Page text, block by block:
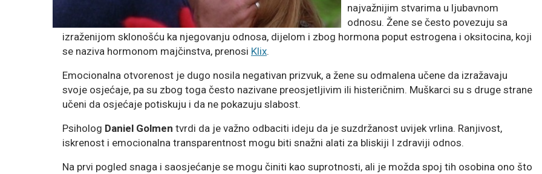
najvažnijim stvarima u ljubavnom
odnosu. Žene se često povezuju sa
izraženijom sklonošću ka njegovanju odnosa, dijelom i zbog hormona poput estrogena i oksitocina, koji
se naziva hormonom majčinstva, prenosi Klix.
Emocionalna otvorenost je dugo nosila negativan prizvuk, a žene su odmalena učene da izražavaju
svoje osjećaje, pa su zbog toga često nazivane preosjetljivim ili histeričnim. Muškarci su s druge strane
učeni da osjećaje potiskuju i da ne pokazuju slabost.
Psiholog Daniel Golmen tvrdi da je važno odbaciti ideju da je suzdržanost uvijek vrlina. Ranjivost,
iskrenost i emocionalna transparentnost mogu biti snažni alati za bliskiji I zdraviji odnos.
Na prvi pogled snaga i saosjećanje se mogu činiti kao suprotnosti, ali je možda spoj tih osobina ono što